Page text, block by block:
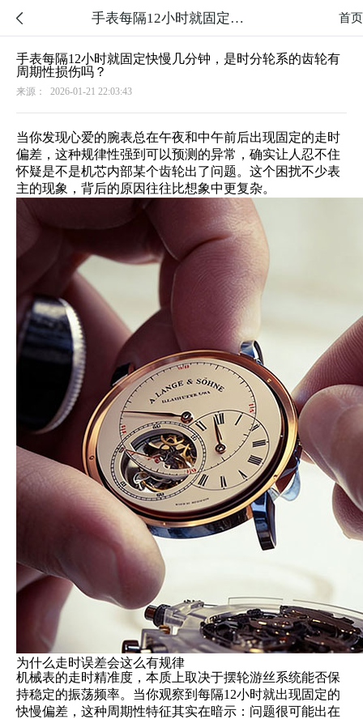
 首页
手表每隔12小时就固定快慢几分钟，是时分轮系的齿轮有周期性损伤吗？
手表每隔12小时就固定快慢几分钟，是时分轮系的齿轮有
周期性损伤吗？
来源： 2026-01-21 22:03:43
当你发现心爱的腕表总在午夜和中午前后出现固定的走时
偏差，这种规律性强到可以预测的异常，确实让人忍不住
怀疑是不是机芯内部某个齿轮出了问题。这个困扰不少表
主的现象，背后的原因往往比想象中更复杂。
为什么走时误差会这么有规律
机械表的走时精准度，本质上取决于摆轮游丝系统能否保
持稳定的振荡频率。当你观察到每隔12小时就出现固定的
快慢偏差，这种周期性特征其实在暗示：问题很可能出在